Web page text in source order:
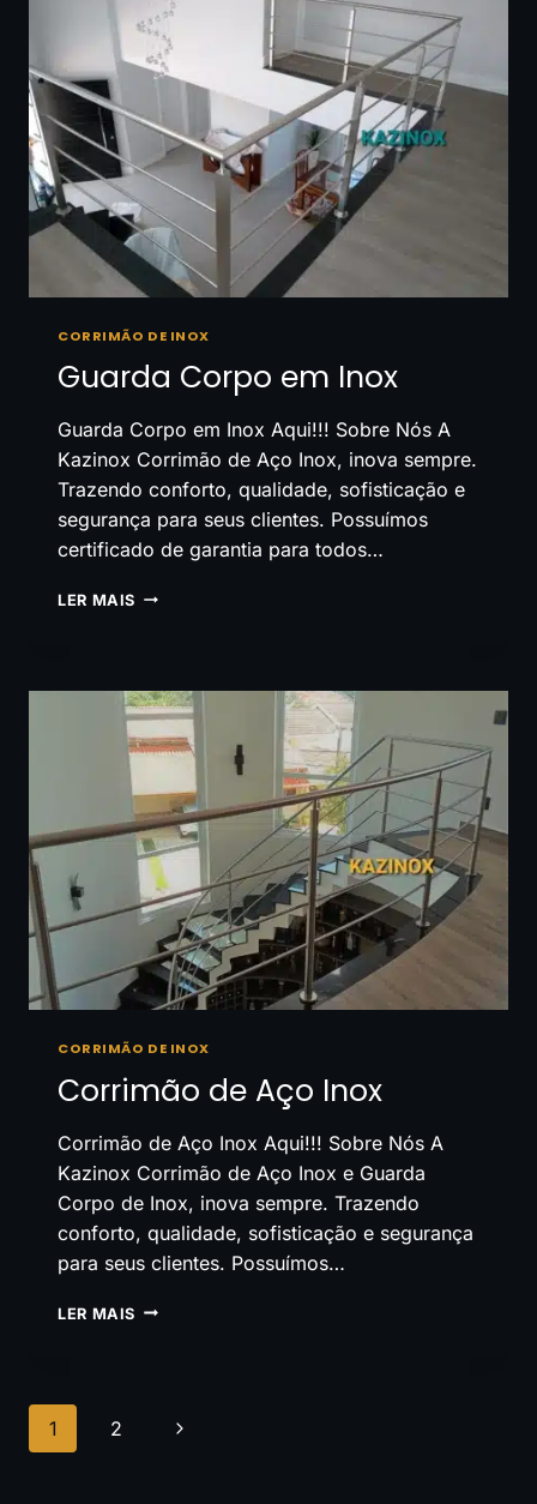
VALINHOS
CORRIMÃO DE INOX
Guarda Corpo em Inox
Guarda Corpo em Inox Aqui!!! Sobre Nós A
Kazinox Corrimão de Aço Inox, inova sempre.
Trazendo conforto, qualidade, sofisticação e
segurança para seus clientes. Possuímos
certificado de garantia para todos…
LER MAIS GUARDA
CORRIMÃO DE INOX
Corrimão de Aço Inox
Corrimão de Aço Inox Aqui!!! Sobre Nós A
Kazinox Corrimão de Aço Inox e Guarda
Corpo de Inox, inova sempre. Trazendo
conforto, qualidade, sofisticação e segurança
para seus clientes. Possuímos…
LER MAIS CORRIMÃO
Navegação
1 2
Página